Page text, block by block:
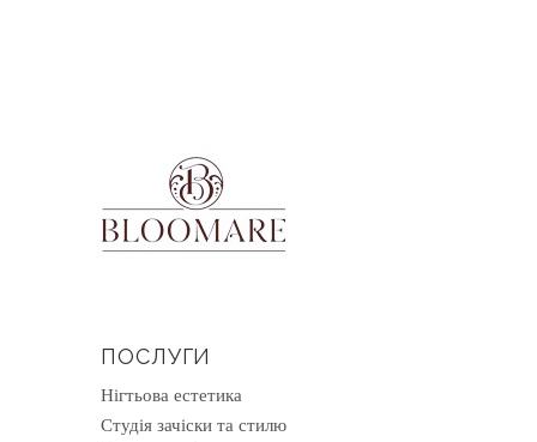
ПОСЛУГИ
Нігтьова естетика
Студія зачіски та стилю